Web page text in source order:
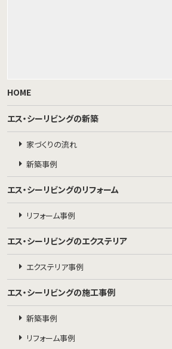
HOME
エス・シーリビングの新築
家づくりの流れ
新築事例
エス・シーリビングのリフォーム
リフォーム事例
エス・シーリビングのエクステリア
エクステリア事例
エス・シーリビングの施工事例
新築事例
リフォーム事例